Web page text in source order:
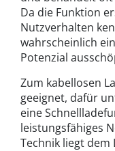
Da die Funktion
Nutzverhalten
wahrscheinlich
Potenzial
Zum kabellosen
geeignet, dafür
eine
leistungsfähiges
Technik liegt dem